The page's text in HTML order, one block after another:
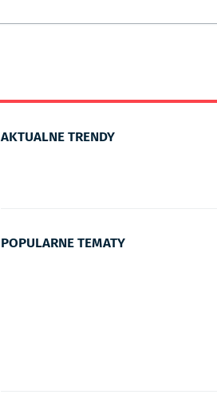
AKTUALNE TRENDY
POPULARNE TEMATY